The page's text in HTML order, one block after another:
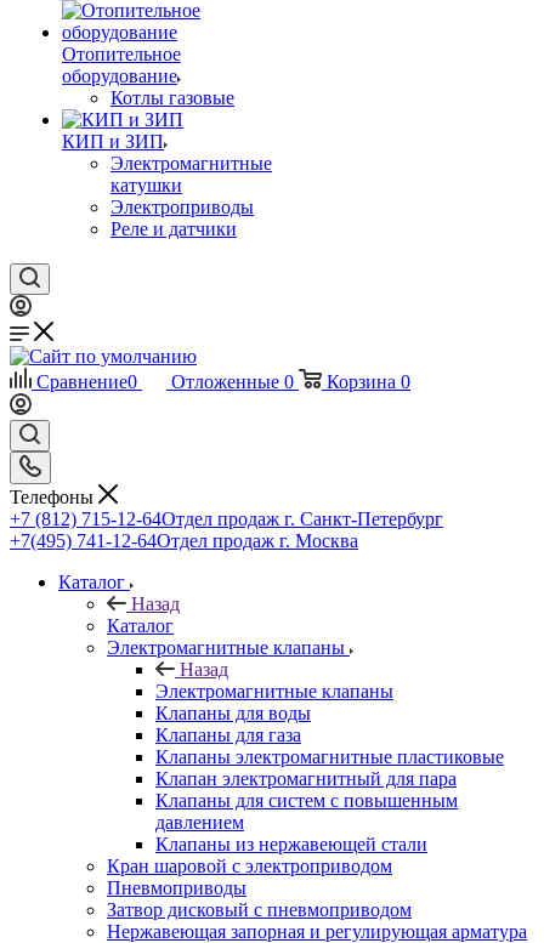
Отопительное
оборудование
Котлы газовые
КИП и ЗИП
Электромагнитные
катушки
Электроприводы
Реле и датчики
Сравнение0 Отложенные 0 Корзина 0
Телефоны
+7 (812) 715-12-64Отдел продаж г. Санкт-Петербург
+7(495) 741-12-64Отдел продаж г. Москва
Каталог
Назад
Каталог
Электромагнитные клапаны
Назад
Электромагнитные клапаны
Клапаны для воды
Клапаны для газа
Клапаны электромагнитные пластиковые
Клапан электромагнитный для пара
Клапаны для систем с повышенным
давлением
Клапаны из нержавеющей стали
Кран шаровой с электроприводом
Пневмоприводы
Затвор дисковый с пневмоприводом
Нержавеющая запорная и регулирующая арматура